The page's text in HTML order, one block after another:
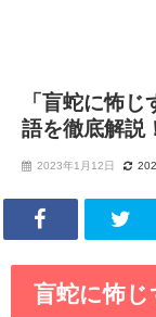
「盲蛇に怖
語を徹底解説
2023年1月12日
盲蛇に怖